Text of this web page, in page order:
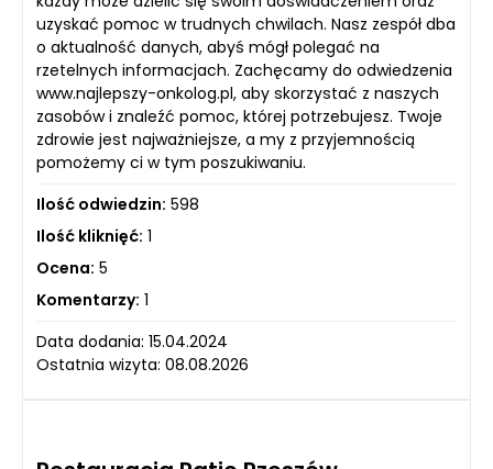
uzyskać pomoc w trudnych chwilach. Nasz zespół dba
o aktualność danych, abyś mógł polegać na
rzetelnych informacjach. Zachęcamy do odwiedzenia
www.najlepszy-onkolog.pl, aby skorzystać z naszych
zasobów i znaleźć pomoc, której potrzebujesz. Twoje
zdrowie jest najważniejsze, a my z przyjemnością
pomożemy ci w tym poszukiwaniu.
Ilość odwiedzin: 598
Ilość kliknięć: 1
Ocena: 5
Komentarzy: 1
Data dodania: 15.04.2024
Ostatnia wizyta: 08.08.2026